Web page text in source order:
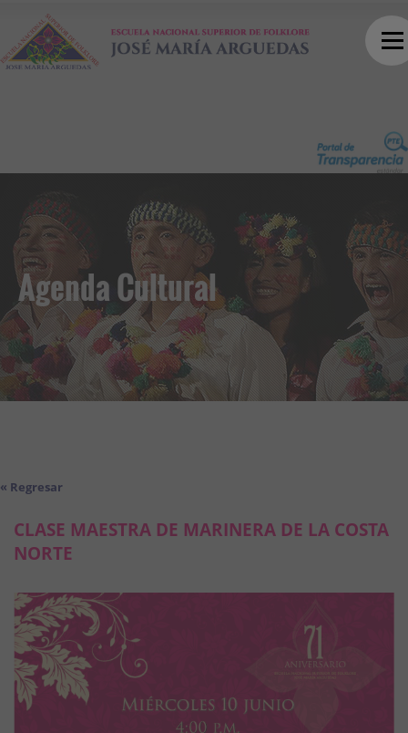
Agenda Cultural
« Regresar
CLASE MAESTRA DE MARINERA DE LA COSTA
NORTE